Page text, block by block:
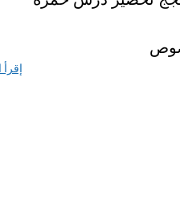
إقرأ